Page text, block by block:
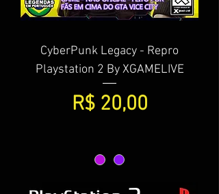
CyberPunk Legacy - Repro
Playstation 2 By XGAMELIVE
Preço
R$ 20,00